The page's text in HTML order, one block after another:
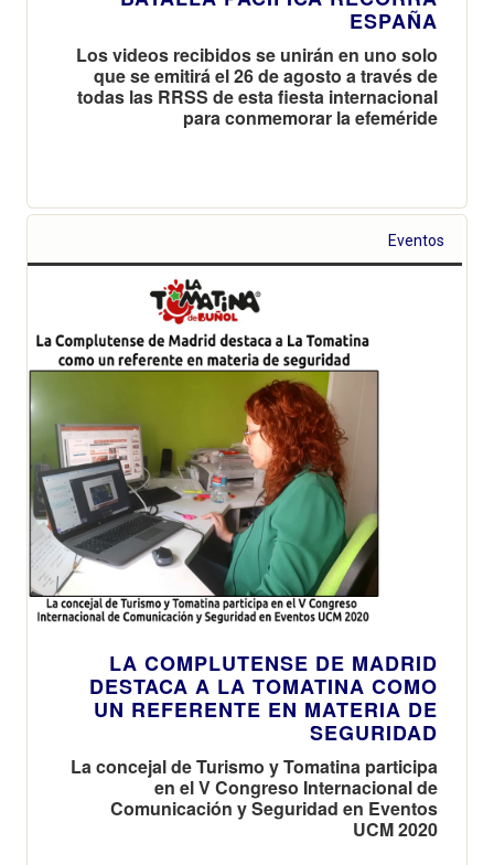
ESPAÑA
Los videos recibidos se unirán en uno solo
que se emitirá el 26 de agosto a través de
todas las RRSS de esta fiesta internacional
para conmemorar la efeméride
Eventos
LA COMPLUTENSE DE MADRID
DESTACA A LA TOMATINA COMO
UN REFERENTE EN MATERIA DE
SEGURIDAD
La concejal de Turismo y Tomatina participa
en el V Congreso Internacional de
Comunicación y Seguridad en Eventos
UCM 2020